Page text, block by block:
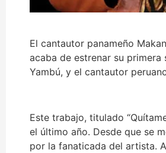
El cantautor panameño
acaba de estrenar su primera
Yambú, y el cantautor
Este trabajo, titulado
el último año. Desde que se
por la fanaticada del artista.